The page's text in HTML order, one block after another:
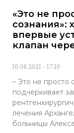
«Это не
сознания»:
впервые
клапан
10.08.2021 17:10
– Это не просто
подчеркивает
лечения
больницы